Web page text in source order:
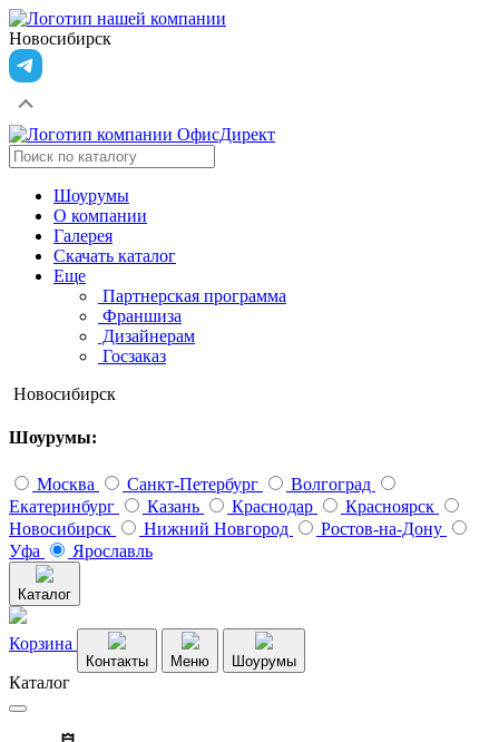
Новосибирск
Шоурумы
О компании
Галерея
Скачать каталог
Еще
Партнерская программа
Франшиза
Дизайнерам
Госзаказ
Новосибирск
Шоурумы:
Москва Санкт-Петербург
Волгоград
Екатеринбург
Казань Краснодар
Красноярск
Новосибирск
Нижний Новгород
Ростов-на-Дону
Уфа
Ярославль
Каталог
Корзина
Контакты Меню Шоурумы
Каталог